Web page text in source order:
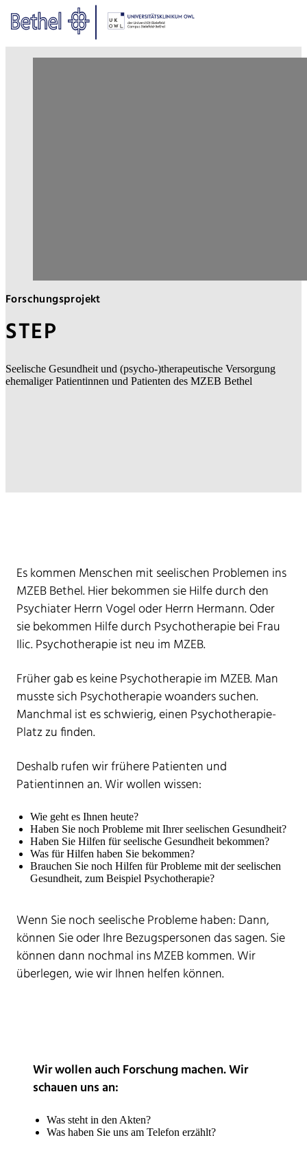
Zum Hauptinhalt springen
Zur Fußzeile springen
Bethel - STEP - Seelische
Forschungsprojekt
STEP
Seelische Gesundheit und (psycho-)therapeutische Versorgung
ehemaliger Patientinnen und Patienten des MZEB Bethel
Es kommen Menschen mit seelischen Problemen ins
MZEB Bethel. Hier bekommen sie Hilfe durch den
Psychiater Herrn Vogel oder Herrn Hermann. Oder
sie bekommen Hilfe durch Psychotherapie bei Frau
Ilic. Psychotherapie ist neu im MZEB.
Früher gab es keine Psychotherapie im MZEB. Man
musste sich Psychotherapie woanders suchen.
Manchmal ist es schwierig, einen Psychotherapie-
Platz zu finden.
Deshalb rufen wir frühere Patienten und
Patientinnen an. Wir wollen wissen:
Wie geht es Ihnen heute?
Haben Sie noch Probleme mit Ihrer seelischen Gesundheit?
Haben Sie Hilfen für seelische Gesundheit bekommen?
Was für Hilfen haben Sie bekommen?
Brauchen Sie noch Hilfen für Probleme mit der seelischen
Gesundheit, zum Beispiel Psychotherapie?
Wenn Sie noch seelische Probleme haben: Dann,
können Sie oder Ihre Bezugspersonen das sagen. Sie
können dann nochmal ins MZEB kommen. Wir
überlegen, wie wir Ihnen helfen können.
Wir wollen auch Forschung machen. Wir
schauen uns an:
Was steht in den Akten?
Was haben Sie uns am Telefon erzählt?